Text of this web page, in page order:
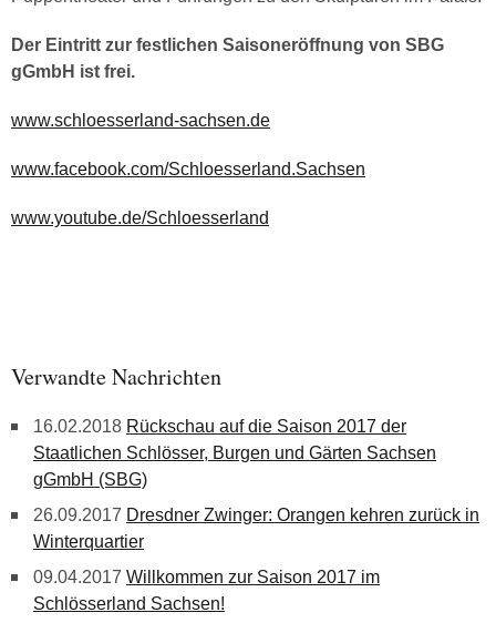
Der Eintritt zur festlichen Saisoneröffnung von SBG
gGmbH ist frei.
www.schloesserland-sachsen.de
www.facebook.com/Schloesserland.Sachsen
www.youtube.de/Schloesserland
Verwandte Nachrichten
16.02.2018 Rückschau auf die Saison 2017 der
Staatlichen Schlösser, Burgen und Gärten Sachsen
gGmbH (SBG)
26.09.2017 Dresdner Zwinger: Orangen kehren zurück in
Winterquartier
09.04.2017 Willkommen zur Saison 2017 im
Schlösserland Sachsen!